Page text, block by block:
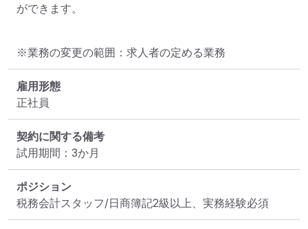
ができます。
※業務の変更の範囲：求人者の定める業務
雇用形態
正社員
契約に関する備考
試用期間：3か月
ポジション
税務会計スタッフ/日商簿記2級以上、実務経験必須